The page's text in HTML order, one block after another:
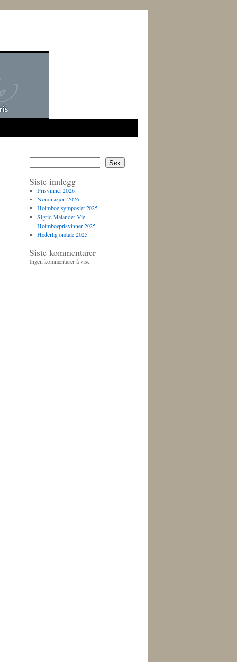
Søk
Siste innlegg
Prisvinner 2026
Nominasjon 2026
Holmboe-symposiet 2025
Sigrid Melander Vie –
Holmboeprisvinner 2025
Hederlig omtale 2025
Siste kommentarer
Ingen kommentarer å vise.